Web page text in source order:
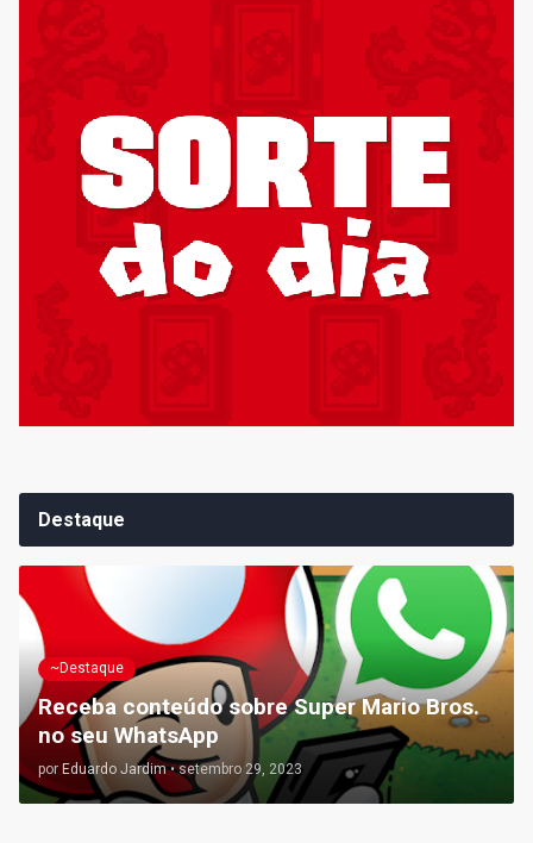
Destaque
~Destaque
Receba conteúdo sobre Super Mario Bros.
no seu WhatsApp
por Eduardo Jardim • setembro 29, 2023